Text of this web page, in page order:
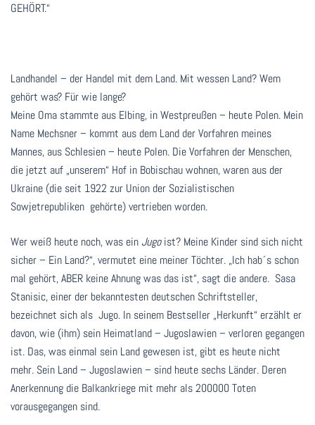
GEHÖRT.“
Landhandel – der Handel mit dem Land. Mit wessen Land? Wem
gehört was? Für wie lange?
Meine Oma stammte aus Elbing, in Westpreußen – heute Polen. Mein
Name Mechsner – kommt aus dem Land der Vorfahren meines
Mannes, aus Schlesien – heute Polen. Die Vorfahren der Menschen,
die jetzt auf „unserem“ Hof in Bobischau wohnen, waren aus der
Ukraine (die seit 1922 zur Union der Sozialistischen
Sowjetrepubliken gehörte) vertrieben worden.
Wer weiß heute noch, was ein Jugoist? Meine Kinder sind sich nicht
sicher – Ein Land?“, vermutet eine meiner Töchter. „Ich hab´s schon
mal gehört, ABER keine Ahnung was das ist“, sagt die andere. Sasa
Stanisic, einer der bekanntesten deutschen Schriftsteller,
bezeichnet sich als Jugo. In seinem Bestseller „Herkunft“ erzählt er
davon, wie (ihm) sein Heimatland – Jugoslawien – verloren gegangen
ist. Das, was einmal sein Land gewesen ist, gibt es heute nicht
mehr. Sein Land – Jugoslawien – sind heute sechs Länder. Deren
Anerkennung die Balkankriege mit mehr als 200000 Toten
vorausgegangen sind.